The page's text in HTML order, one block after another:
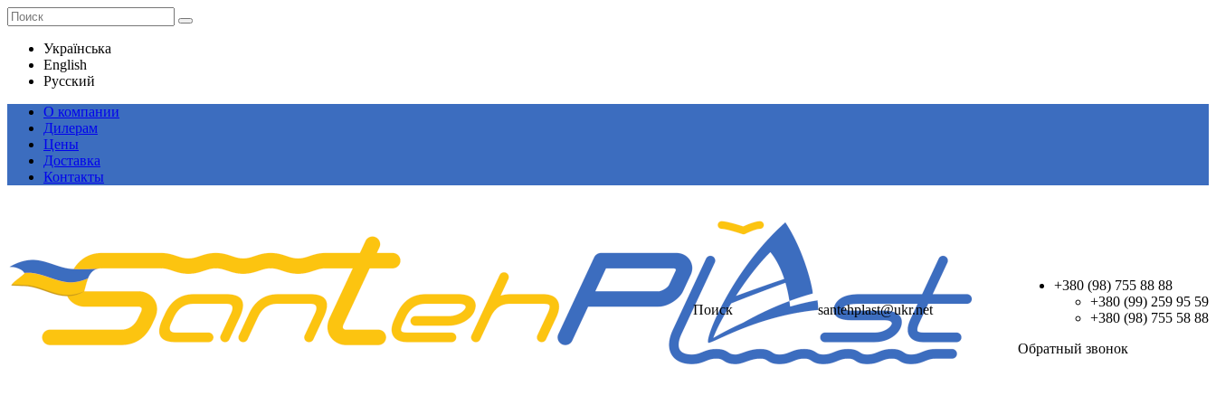
Українська
English
Русский
О компании
Дилерам
Цены
Доставка
Контакты
Поиск santehplast@ukr.net
+380 (98) 755 88 88
+380 (99) 259 95 59
+380 (98) 755 58 88
Обратный звонок